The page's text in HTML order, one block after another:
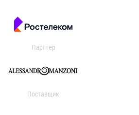
Партнер
Поставщик